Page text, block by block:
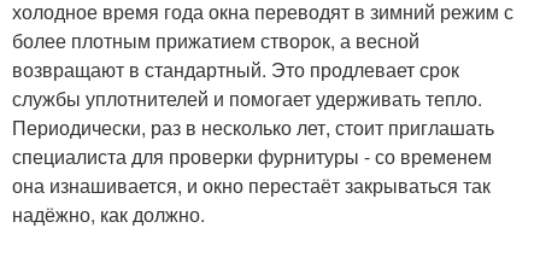
холодное время года окна переводят в зимний режим с
более плотным прижатием створок, а весной
возвращают в стандартный. Это продлевает срок
службы уплотнителей и помогает удерживать тепло.
Периодически, раз в несколько лет, стоит приглашать
специалиста для проверки фурнитуры - со временем
она изнашивается, и окно перестаёт закрываться так
надёжно, как должно.